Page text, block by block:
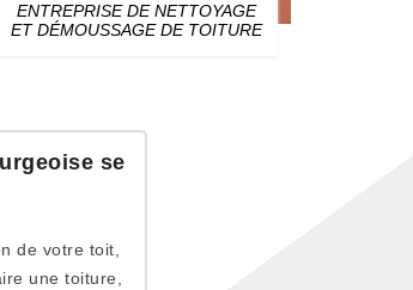
ENTREPRISE DE NETTOYAGE
ET DÉMOUSSAGE DE TOITURE
se
de votre toit,
une toiture,